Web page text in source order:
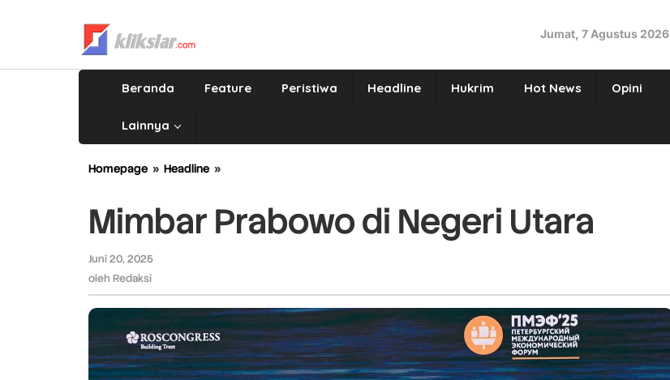
Jumat, 7 Agustus 2026
Beranda Feature Peristiwa Headline Hukrim Hot News Opini
Lainnya
Homepage » Headline »
Negeri
Utara
Mimbar Prabowo di Negeri Utara
Juni 20, 2025
oleh Redaksi